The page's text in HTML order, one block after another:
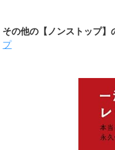
その他の【ノンストップ】
プ